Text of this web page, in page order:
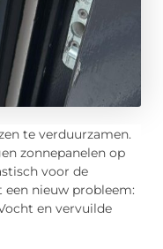
te verduurzamen.
zonnepanelen op
voor de
nieuw probleem:
en vervuilde